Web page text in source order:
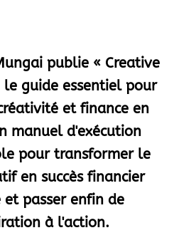
publie « Creative
le guide essentiel pour
et finance en
manuel d'exécution
pour transformer le
en succès financier
et passer enfin de
à l'action.